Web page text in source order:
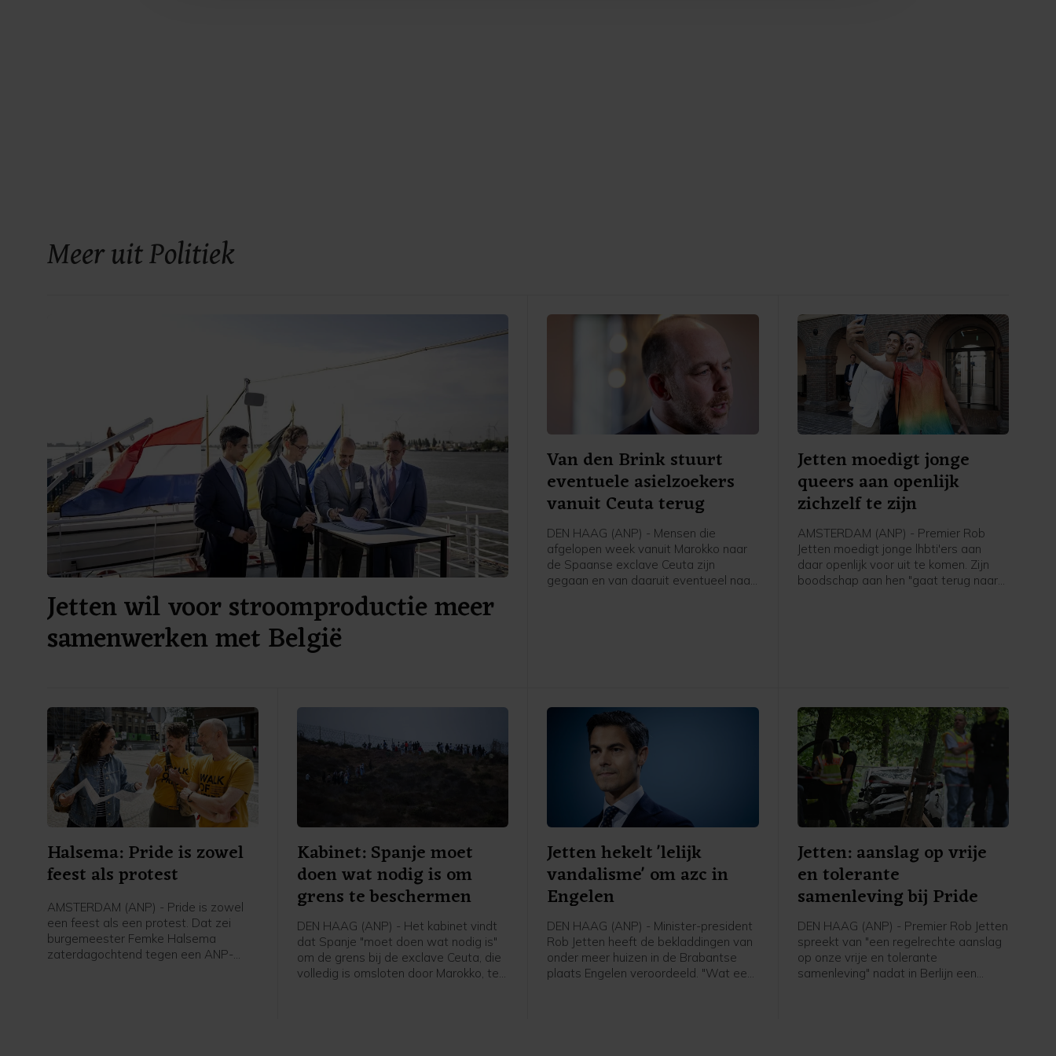
Meer uit Politiek
Jetten wil voor stroomproductie meer
samenwerken met België
Van den Brink stuurt
eventuele asielzoekers
vanuit Ceuta terug
DEN HAAG (ANP) - Mensen die
afgelopen week vanuit Marokko naar
de Spaanse exclave Ceuta zijn
gegaan en van daaruit eventueel naar
ander land.
Jetten moedigt jonge
queers aan openlijk
zichzelf te zijn
AMSTERDAM (ANP) - Premier Rob
Jetten moedigt jonge lhbti'ers aan
daar openlijk voor uit te komen. Zijn
boodschap aan hen "gaat terug naar
Nederland", zei hij tegen een ANP-
verslaggever.
Halsema: Pride is zowel
feest als protest
AMSTERDAM (ANP) - Pride is zowel
een feest als een protest. Dat zei
burgemeester Femke Halsema
zaterdagochtend tegen een ANP-
Kabinet: Spanje moet
doen wat nodig is om
grens te beschermen
DEN HAAG (ANP) - Het kabinet vindt
dat Spanje "moet doen wat nodig is"
om de grens bij de exclave Ceuta, die
volledig is omsloten door Marokko, te
Jetten hekelt 'lelijk
vandalisme' om azc in
Engelen
DEN HAAG (ANP) - Minister-president
Rob Jetten heeft de bekladdingen van
onder meer huizen in de Brabantse
plaats Engelen veroordeeld. "Wat een
Jetten: aanslag op vrije
en tolerante
samenleving bij Pride
DEN HAAG (ANP) - Premier Rob Jetten
spreekt van "een regelrechte aanslag
op onze vrije en tolerante
samenleving" nadat in Berlijn een